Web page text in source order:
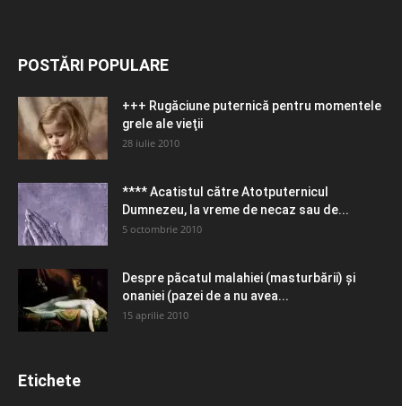
POSTĂRI POPULARE
+++ Rugăciune puternică pentru momentele
grele ale vieţii
28 iulie 2010
**** Acatistul către Atotputernicul
Dumnezeu, la vreme de necaz sau de...
5 octombrie 2010
Despre păcatul malahiei (masturbării) şi
onaniei (pazei de a nu avea...
15 aprilie 2010
Etichete